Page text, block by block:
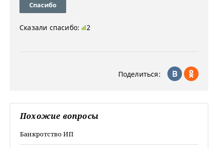
Спасибо
Сказали спасибо: 2
Поделиться:
Похожие вопросы
Банкротство ИП